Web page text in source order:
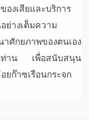
องเสียและบริการ
ย่างเต็มความ
ศักยภาพของตนเอง
กท่าน เพื่อสนับสนุน
ยก๊าซเรือนกระจก